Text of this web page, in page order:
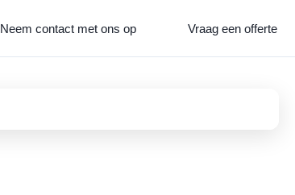
Neem contact met ons op Vraag een offerte